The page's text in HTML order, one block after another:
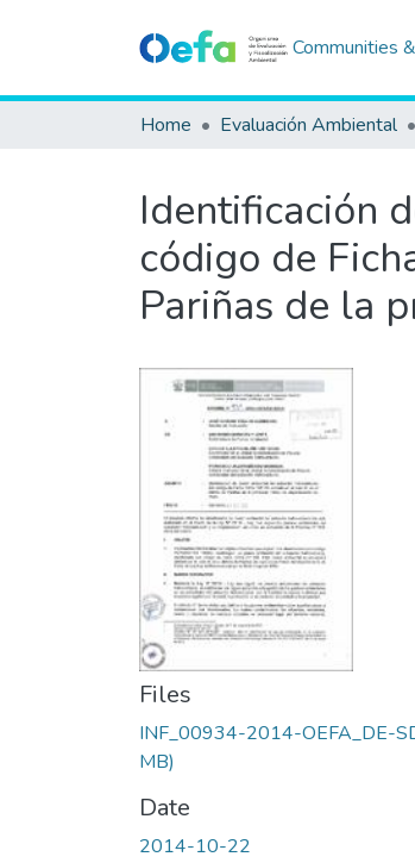
Communities
Home Evaluación Ambiental
Identificación
código de
Pariñas de la
Files
INF_00934-2014-OEFA_DE-
MB)
Date
2014-10-22